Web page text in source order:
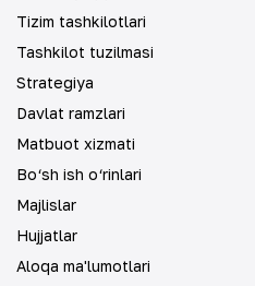
Tizim tashkilotlari
Tashkilot tuzilmasi
Strategiya
Davlat ramzlari
Matbuot xizmati
Bo‘sh ish o‘rinlari
Majlislar
Hujjatlar
Aloqa ma'lumotlari